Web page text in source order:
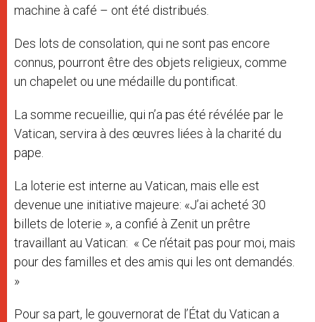
machine à café – ont été distribués.
Des lots de consolation, qui ne sont pas encore
connus, pourront être des objets religieux, comme
un chapelet ou une médaille du pontificat.
La somme recueillie, qui n’a pas été révélée par le
Vatican, servira à des œuvres liées à la charité du
pape.
La loterie est interne au Vatican, mais elle est
devenue une initiative majeure: «J’ai acheté 30
billets de loterie », a confié à Zenit un prêtre
travaillant au Vatican: « Ce n’était pas pour moi, mais
pour des familles et des amis qui les ont demandés.
»
Pour sa part, le gouvernorat de l’État du Vatican a